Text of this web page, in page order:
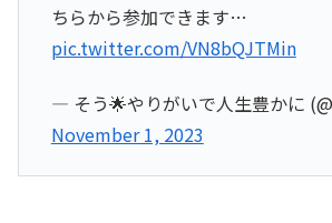
ちらから参加できます…
pic.twitter.com/VN8bQJTMin
— そう🌟やりがいで人生豊かに
November 1, 2023